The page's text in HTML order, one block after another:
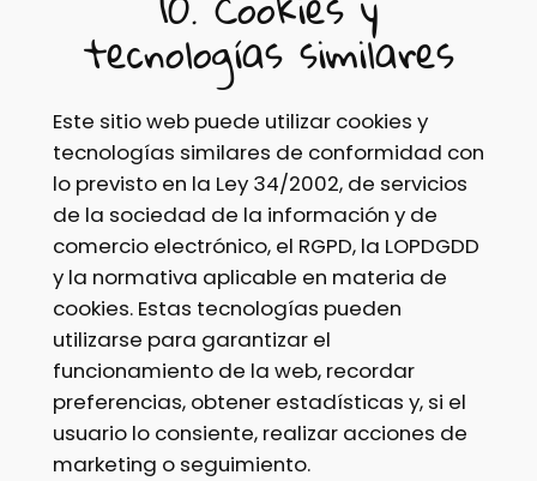
tecnologías similares
Este sitio web puede utilizar cookies y
tecnologías similares de conformidad con
lo previsto en la Ley 34/2002, de servicios
de la sociedad de la información y de
comercio electrónico, el RGPD, la LOPDGDD
y la normativa aplicable en materia de
cookies. Estas tecnologías pueden
utilizarse para garantizar el
funcionamiento de la web, recordar
preferencias, obtener estadísticas y, si el
usuario lo consiente, realizar acciones de
marketing o seguimiento.